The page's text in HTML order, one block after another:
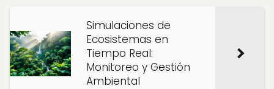
Simulaciones de
Ecosistemas en
Tiempo Real:
Monitoreo y Gestión
Ambiental